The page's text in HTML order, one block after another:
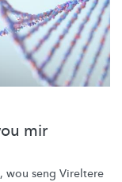
mir
wou seng Vireltere